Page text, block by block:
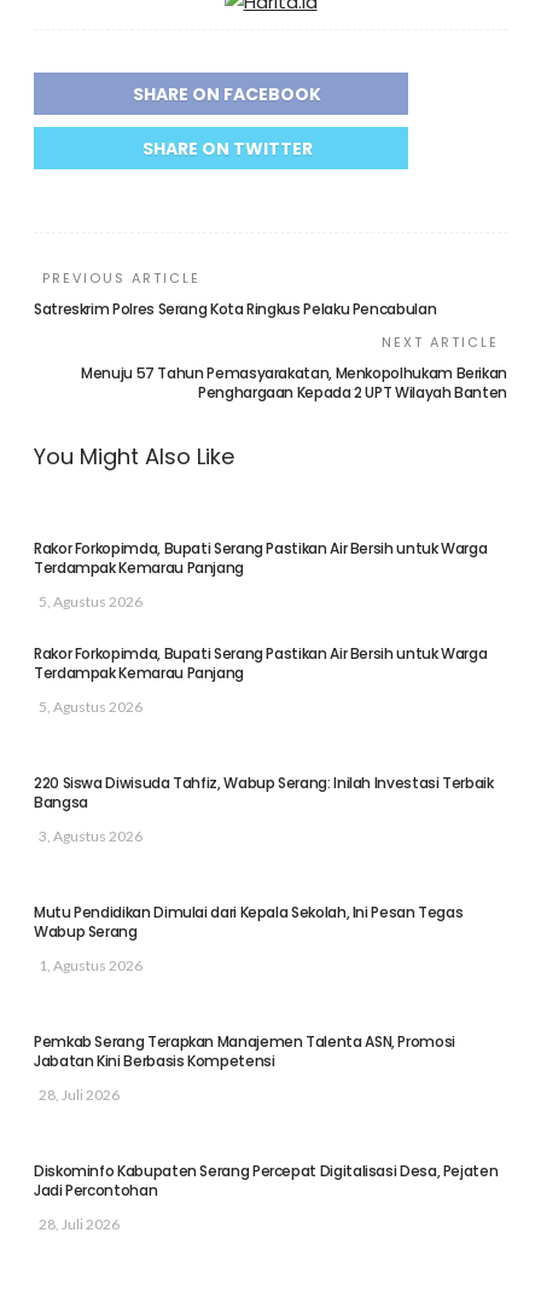
SHARE ON FACEBOOK
SHARE ON TWITTER
PREVIOUS ARTICLE
Satreskrim Polres Serang Kota Ringkus Pelaku Pencabulan
NEXT ARTICLE
Menuju 57 Tahun Pemasyarakatan, Menkopolhukam Berikan
Penghargaan Kepada 2 UPT Wilayah Banten
You Might Also Like
Rakor Forkopimda, Bupati Serang Pastikan Air Bersih untuk Warga
Terdampak Kemarau Panjang
5, Agustus 2026
Rakor Forkopimda, Bupati Serang Pastikan Air Bersih untuk Warga
Terdampak Kemarau Panjang
5, Agustus 2026
220 Siswa Diwisuda Tahfiz, Wabup Serang: Inilah Investasi Terbaik
Bangsa
3, Agustus 2026
Mutu Pendidikan Dimulai dari Kepala Sekolah, Ini Pesan Tegas
Wabup Serang
1, Agustus 2026
Pemkab Serang Terapkan Manajemen Talenta ASN, Promosi
Jabatan Kini Berbasis Kompetensi
28, Juli 2026
Diskominfo Kabupaten Serang Percepat Digitalisasi Desa, Pejaten
Jadi Percontohan
28, Juli 2026